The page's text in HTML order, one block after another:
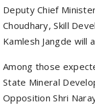
Deputy Chief
Choudhary, Skill
Kamlesh Jangde will
Among those
State Mineral
Opposition Shri